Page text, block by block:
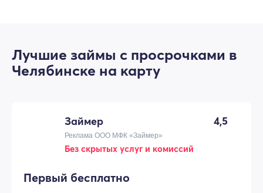
Лучшие займы с просрочками в
Челябинске на карту
Займер 4,5
Реклама ООО МФК «Займер»
Без скрытых услуг и комиссий
Первый бесплатно